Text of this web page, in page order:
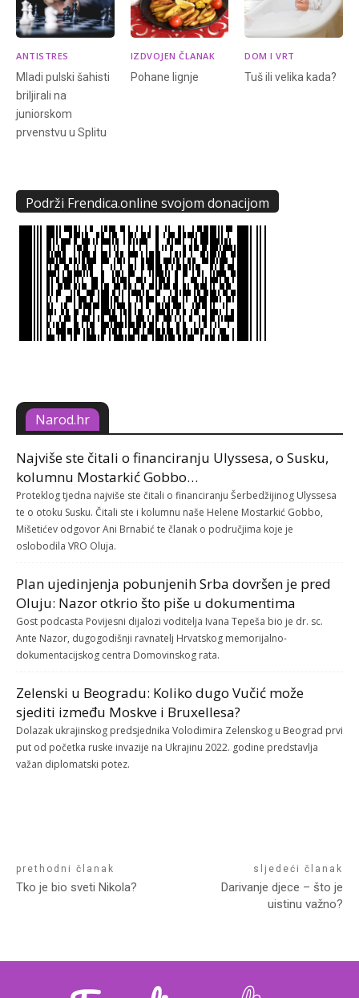
ANTISTRES
Mladi pulski šahisti
briljirali na
juniorskom
prvenstvu u Splitu
IZDVOJEN ČLANAK
Pohane lignje
DOM I VRT
Tuš ili velika kada?
Podrži Frendica.online svojom donacijom
Narod.hr
Najviše ste čitali o financiranju Ulyssesa, o Susku,
kolumnu Mostarkić Gobbo…
Proteklog tjedna najviše ste čitali o financiranju Šerbedžijinog Ulyssesa
te o otoku Susku. Čitali ste i kolumnu naše Helene Mostarkić Gobbo,
Mišetićev odgovor Ani Brnabić te članak o područjima koje je
oslobodila VRO Oluja.
Plan ujedinjenja pobunjenih Srba dovršen je pred
Oluju: Nazor otkrio što piše u dokumentima
Gost podcasta Povijesni dijalozi voditelja Ivana Tepeša bio je dr. sc.
Ante Nazor, dugogodišnji ravnatelj Hrvatskog memorijalno-
dokumentacijskog centra Domovinskog rata.
Zelenski u Beogradu: Koliko dugo Vučić može
sjediti između Moskve i Bruxellesa?
Dolazak ukrajinskog predsjednika Volodimira Zelenskog u Beograd prvi
put od početka ruske invazije na Ukrajinu 2022. godine predstavlja
važan diplomatski potez.
prethodni članak
Tko je bio sveti Nikola?
sljedeći članak
Darivanje djece – što je
uistinu važno?